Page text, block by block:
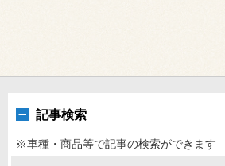
記事検索
※車種・商品等で記事の検索ができます